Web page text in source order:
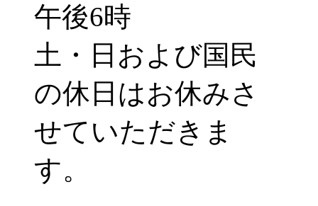
午後6時
土・日および国民
の休日はお休みさ
せていただきま
す。